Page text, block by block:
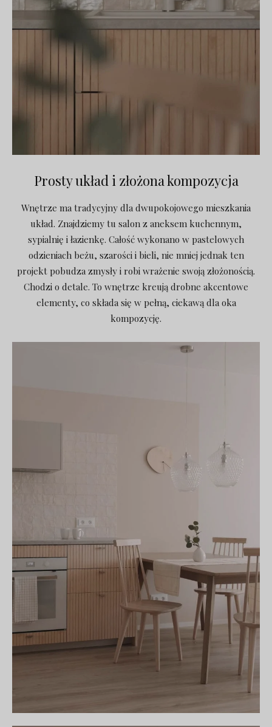
Prosty układ i złożona kompozycja
Wnętrze ma tradycyjny dla dwupokojowego mieszkania
układ. Znajdziemy tu salon z aneksem kuchennym,
sypialnię i łazienkę. Całość wykonano w pastelowych
odzieniach beżu, szarości i bieli, nie mniej jednak ten
projekt pobudza zmysły i robi wrażenie swoją złożonością.
Chodzi o detale. To wnętrze kreują drobne akcentowe
elementy, co składa się w pełną, ciekawą dla oka
kompozycję.